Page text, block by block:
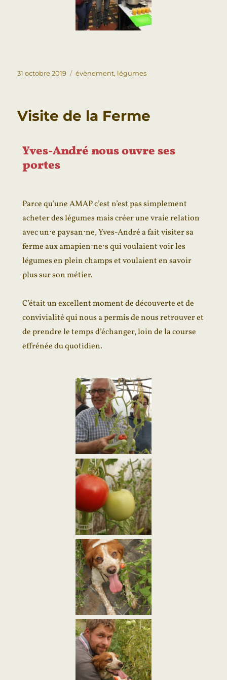
31 octobre 2019 évènement, légumes
Visite de la Ferme
Yves-André nous ouvre ses
portes
Parce qu’une AMAP c’est n’est pas simplement
acheter des légumes mais créer une vraie relation
avec un⋅e paysan⋅ne, Yves-André a fait visiter sa
ferme aux amapien⋅ne⋅s qui voulaient voir les
légumes en plein champs et voulaient en savoir
plus sur son métier.
C’était un excellent moment de découverte et de
convivialité qui nous a permis de nous retrouver et
de prendre le temps d’échanger, loin de la course
effrénée du quotidien.